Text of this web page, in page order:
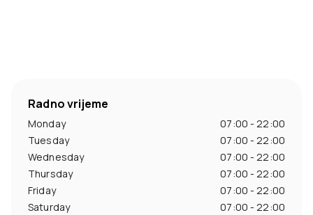
Radno vrijeme
Monday
07:00 - 22:00
Tuesday
07:00 - 22:00
Wednesday
07:00 - 22:00
Thursday
07:00 - 22:00
Friday
07:00 - 22:00
Saturday
07:00 - 22:00